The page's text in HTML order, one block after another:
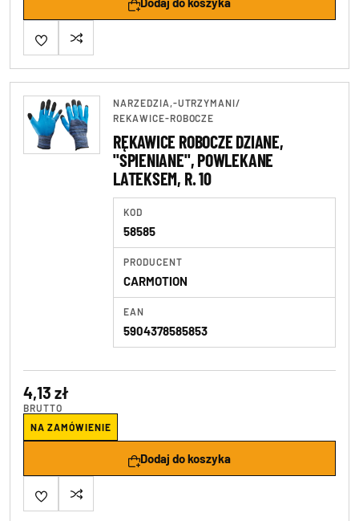
NARZEDZIA,-UTRZYMANI/
REKAWICE-ROBOCZE
RĘKAWICE ROBOCZE DZIANE,
"SPIENIANE", POWLEKANE
LATEKSEM, R. 10
KOD
58585
PRODUCENT
CARMOTION
EAN
5904378585853
4,13 zł
BRUTTO
NA ZAMÓWIENIE
Dodaj do koszyka